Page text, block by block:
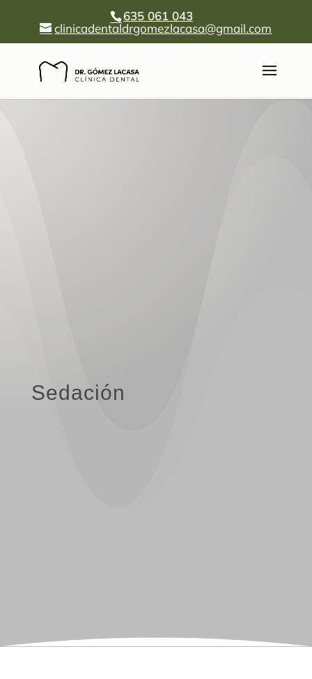
635 061 043
clinicadentaldrgomezlacasa@gmail.com
Sedación